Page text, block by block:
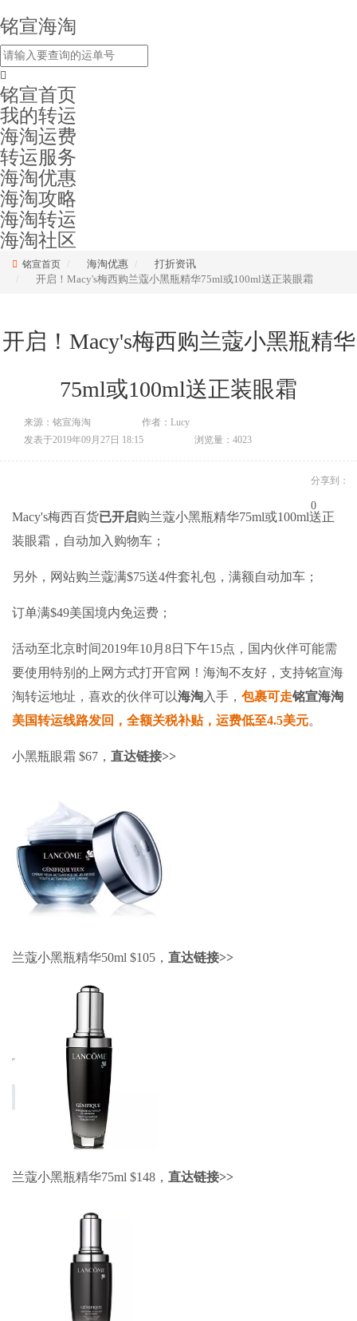
铭宣海淘
铭宣首页
我的转运
海淘运费
转运服务
海淘优惠
海淘攻略
海淘转运
海淘社区
铭宣首页 海淘优惠
打折资讯
开启！Macy's梅西购兰蔻小黑瓶精华75ml或100ml送正装眼霜
开启！Macy's梅西购兰蔻小黑瓶精华
75ml或100ml送正装眼霜
来源：铭宣海淘
作者：Lucy
发表于2019年09月27日 18:15
浏览量：4023
分享到：
0
Macy's梅西百货已开启购兰蔻小黑瓶精华75ml或100ml送正
装眼霜，自动加入购物车；
另外，网站购兰蔻满$75送4件套礼包，满额自动加车；
订单满$49美国境内免运费；
活动至北京时间2019年10月8日下午15点，国内伙伴可能需
要使用特别的上网方式打开官网！海淘不友好，支持铭宣海
淘转运地址，喜欢的伙伴可以海淘入手， 包裹可走铭宣海淘
美国转运线路发回，全额关税补贴，运费低至4.5美元。
小黑瓶眼霜 $67， 直达链接>>
兰蔻小黑瓶精华50ml $105， 直达链接>>
兰蔻小黑瓶精华75ml $148， 直达链接>>